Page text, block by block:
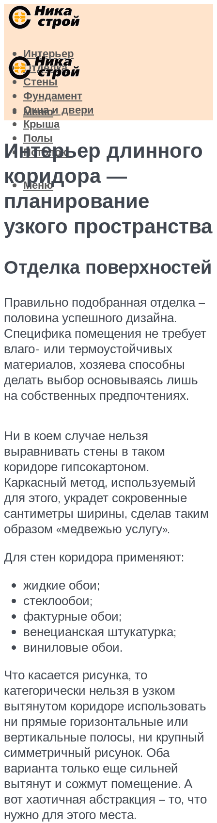
Интерьер
Отделка
Стены
Фундамент
Окна и двери
Крыша
Полы
Потолок
Меню
Меню
Интерьер длинного
коридора —
планирование
узкого пространства
Отделка поверхностей
Правильно подобранная отделка –
половина успешного дизайна.
Специфика помещения не требует
влаго- или термоустойчивых
материалов, хозяева способны
делать выбор основываясь лишь
на собственных предпочтениях.
Ни в коем случае нельзя
выравнивать стены в таком
коридоре гипсокартоном.
Каркасный метод, используемый
для этого, украдет сокровенные
сантиметры ширины, сделав таким
образом «медвежью услугу».
Для стен коридора применяют:
жидкие обои;
стеклообои;
фактурные обои;
венецианская штукатурка;
виниловые обои.
Что касается рисунка, то
категорически нельзя в узком
вытянутом коридоре использовать
ни прямые горизонтальные или
вертикальные полосы, ни крупный
симметричный рисунок. Оба
варианта только еще сильней
вытянут и сожмут помещение. А
вот хаотичная абстракция – то, что
нужно для этого места.